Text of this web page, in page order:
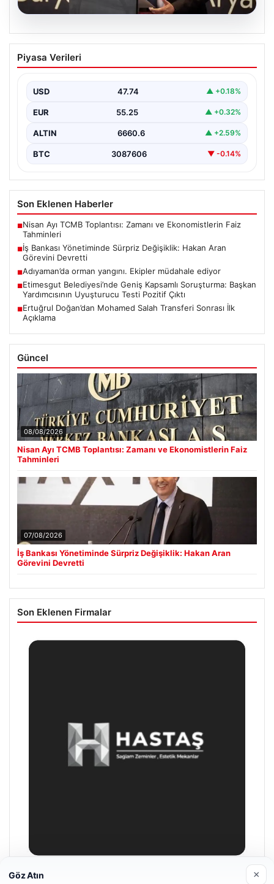
İş Bankası Yönetiminde Sürpriz
Değişiklik: Hakan Aran Görevini
Türkiye’nin köklü bankalarından İş Bankası’nda yönetim
Bankanın uzun…
Piyasa Verileri
USD 47.74 ▲ +0.18%
EUR 55.25 ▲ +0.32%
ALTIN 6660.6 ▲ +2.59%
BTC 3087606 ▼ -0.14%
Son Eklenen Haberler
■Nisan Ayı TCMB Toplantısı: Zamanı ve Ekonomistlerin Faiz
Tahminleri
■İş Bankası Yönetiminde Sürpriz Değişiklik: Hakan Aran
Görevini Devretti
■Adıyaman’da orman yangını. Ekipler müdahale ediyor
■Etimesgut Belediyesi’nde Geniş Kapsamlı Soruşturma: Başkan
Yardımcısının Uyuşturucu Testi Pozitif Çıktı
■Ertuğrul Doğan’dan Mohamed Salah Transferi Sonrası İlk
Açıklama
Güncel
08/08/2026
Nisan Ayı TCMB Toplantısı: Zamanı ve Ekonomistlerin Faiz
Tahminleri
07/08/2026
İş Bankası Yönetiminde Sürpriz Değişiklik: Hakan Aran
Görevini Devretti
Son Eklenen Firmalar
Enes Kaplan Avukatlık Bürosu
Göz Atın ×